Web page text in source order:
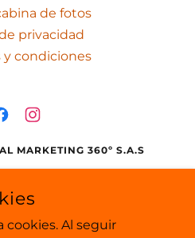
de fotos
privacidad
y condiciones
MARKETING 360º S.A.S
697 7781 - 310 670 9711
VENTAS
cookies. Al seguir